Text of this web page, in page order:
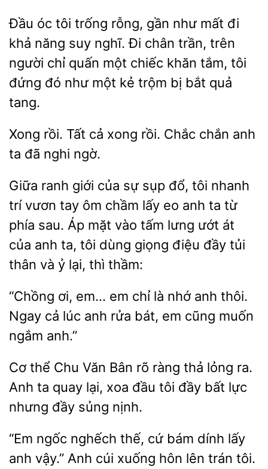
Đầu
tôi trống rỗng, gần như mất đi
năng suy nghĩ. Đi chân trần, trên
người chỉ quấn một chiếc khăn tắm, tôi
đứng đó
một kẻ trộm bị bắt quả
tang.
Xong
Tất cả xong rồi. Chắc chắn anh
ta
nghi
Giữa ranh giới của
sụp đổ, tôi nhanh
trí vươn tay ôm chầm lấy eo anh ta từ
phía sau. Áp mặt vào tấm lưng ướt
của anh ta, tôi dùng giọng điệu
tủi
thân và ỷ lại, thì thầm:
“Chồng ơi, em… em chỉ
nhớ anh thôi.
Ngay cả lúc
rửa
em cũng muốn
ngắm anh.”
Cơ thể Chu Văn Bân rõ ràng thả lỏng
Anh ta quay lại, xoa
tôi
bất lực
nhưng đầy sủng nịnh.
“Em ngốc nghếch thế, cứ bám dính lấy
anh
Anh cúi xuống hôn lên trán